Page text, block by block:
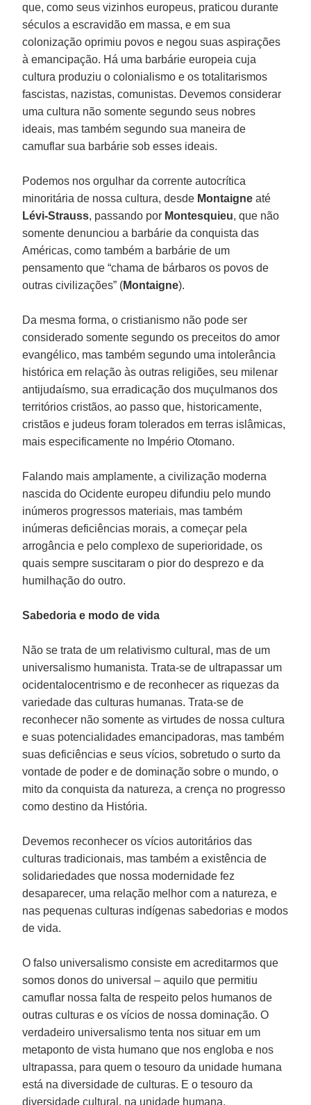
que, como seus vizinhos europeus, praticou durante
séculos a escravidão em massa, e em sua
colonização oprimiu povos e negou suas aspirações
à emancipação. Há uma barbárie europeia cuja
cultura produziu o colonialismo e os totalitarismos
fascistas, nazistas, comunistas. Devemos considerar
uma cultura não somente segundo seus nobres
ideais, mas também segundo sua maneira de
camuflar sua barbárie sob esses ideais.
Podemos nos orgulhar da corrente autocrítica
minoritária de nossa cultura, desde Montaigneaté
Lévi-Strauss, passando por Montesquieu, que não
somente denunciou a barbárie da conquista das
Américas, como também a barbárie de um
pensamento que “chama de bárbaros os povos de
outras civilizações” (Montaigne).
Da mesma forma, o cristianismo não pode ser
considerado somente segundo os preceitos do amor
evangélico, mas também segundo uma intolerância
histórica em relação às outras religiões, seu milenar
antijudaísmo, sua erradicação dos muçulmanos dos
territórios cristãos, ao passo que, historicamente,
cristãos e judeus foram tolerados em terras islâmicas,
mais especificamente no Império Otomano.
Falando mais amplamente, a civilização moderna
nascida do Ocidente europeu difundiu pelo mundo
inúmeros progressos materiais, mas também
inúmeras deficiências morais, a começar pela
arrogância e pelo complexo de superioridade, os
quais sempre suscitaram o pior do desprezo e da
humilhação do outro.
Sabedoria e modo de vida
Não se trata de um relativismo cultural, mas de um
universalismo humanista. Trata-se de ultrapassar um
ocidentalocentrismo e de reconhecer as riquezas da
variedade das culturas humanas. Trata-se de
reconhecer não somente as virtudes de nossa cultura
e suas potencialidades emancipadoras, mas também
suas deficiências e seus vícios, sobretudo o surto da
vontade de poder e de dominação sobre o mundo, o
mito da conquista da natureza, a crença no progresso
como destino da História.
Devemos reconhecer os vícios autoritários das
culturas tradicionais, mas também a existência de
solidariedades que nossa modernidade fez
desaparecer, uma relação melhor com a natureza, e
nas pequenas culturas indígenas sabedorias e modos
de vida.
O falso universalismo consiste em acreditarmos que
somos donos do universal – aquilo que permitiu
camuflar nossa falta de respeito pelos humanos de
outras culturas e os vícios de nossa dominação. O
verdadeiro universalismo tenta nos situar em um
metaponto de vista humano que nos engloba e nos
ultrapassa, para quem o tesouro da unidade humana
está na diversidade de culturas. E o tesouro da
diversidade cultural, na unidade humana.